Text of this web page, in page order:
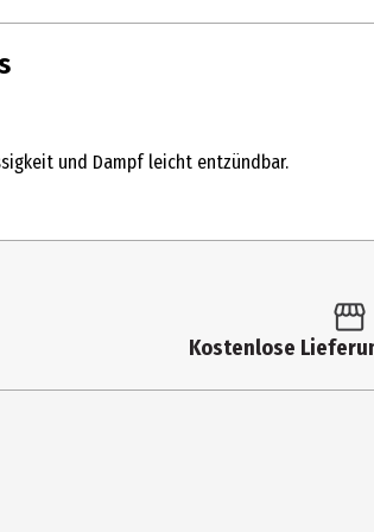
Nägel
INGREDIENTS: ETHYL ACETATE, BUTYL ACETATE,
ISOPROPYL ALCOHOL, ETOCRYLENE, LACTIC
und Dampf leicht entzündbar.
Kostenlose